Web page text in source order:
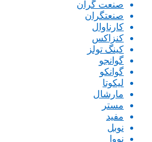
صنعت گران
صنعتگران
کارناوال
کنزاکس
کینگ تولز
گوانجو
گوانکو
لیکوتا
مارشال
مستر
مفید
نوبل
نووا